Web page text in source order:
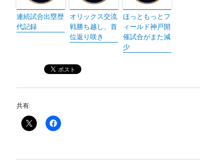
連続試合出塁歴
代記録
オリックス交流
戦勝ち越し、首
位返り咲き
ほっともっとフ
ィールド神戸開
催試合がまた減
少
共有: